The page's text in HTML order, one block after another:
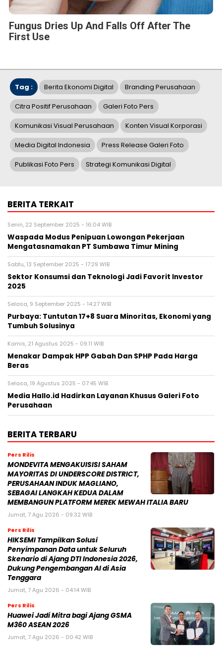
Fungus Dries Up And Falls Off After The
First Use
Tag : Berita Ekonomi Digital Branding Perusahaan
Citra Positif Perusahaan Galeri Foto Pers
Komunikasi Visual Perusahaan Konten Visual Korporasi
Media Digital Indonesia Press Release Galeri Foto
Publikasi Foto Pers Strategi Komunikasi Digital
BERITA TERKAIT
Senin, 22 September 2025 - 16:04 WIB
Waspada Modus Penipuan Lowongan Pekerjaan
Mengatasnamakan PT Sumbawa Timur Mining
Sabtu, 13 September 2025 - 17:29 WIB
Sektor Konsumsi dan Teknologi Jadi Favorit Investor
2025
Selasa, 9 September 2025 - 14:27 WIB
Purbaya: Tuntutan 17+8 Suara Minoritas, Ekonomi yang
Tumbuh Solusinya
Kamis, 21 Agustus 2025 - 09:11 WIB
Menakar Dampak HPP Gabah Dan SPHP Pada Harga
Beras
Selasa, 19 Agustus 2025 - 07:45 WIB
Media Hallo.id Hadirkan Layanan Khusus Galeri Foto
Perusahaan
BERITA TERBARU
Pers Rilis
MONDEVITA MENGAKUISISI SAHAM
MAYORITAS DI UNDERSCORE DISTRICT,
PERUSAHAAN INDUK MAGLIANO,
SEBAGAI LANGKAH KEDUA DALAM
MEMBANGUN PLATFORM MEREK MEWAH ITALIA BARU
Jumat, 7 Agu 2026 - 09:32 WIB
Pers Rilis
HIKSEMI Tampilkan Solusi
Penyimpanan Data untuk Seluruh
Skenario di Ajang DTI Indonesia 2026,
Dukung Pengembangan AI di Asia
Tenggara
Jumat, 7 Agu 2026 - 04:14 WIB
Pers Rilis
Huawei Jadi Mitra bagi Ajang GSMA
M360 ASEAN 2026
Jumat, 7 Agu 2026 - 00:42 WIB